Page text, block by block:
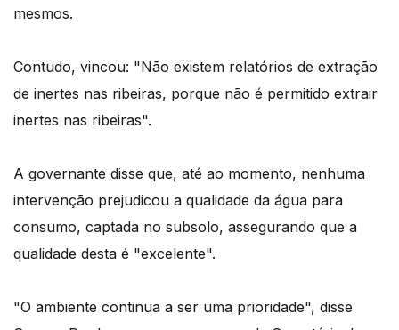
mesmos.
Contudo, vincou: "Não existem relatórios de extração
de inertes nas ribeiras, porque não é permitido extrair
inertes nas ribeiras".
A governante disse que, até ao momento, nenhuma
intervenção prejudicou a qualidade da água para
consumo, captada no subsolo, assegurando que a
qualidade desta é "excelente".
"O ambiente continua a ser uma prioridade", disse